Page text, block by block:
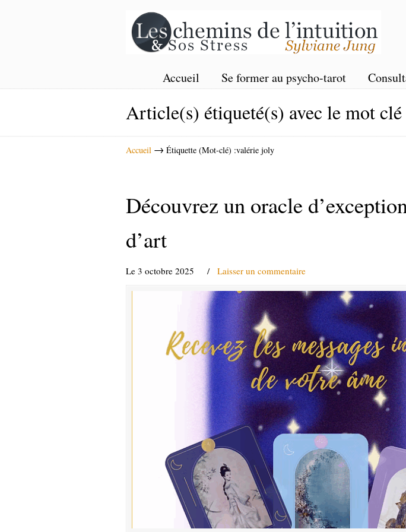
Accueil Se former au psycho-tarot
Article(s) étiqueté(s) avec le mot clé
Accueil → Étiquette (Mot-clé) :valérie joly
Découvrez un oracle
d’art
Le 3 octobre 2025 / Laisser un commentaire